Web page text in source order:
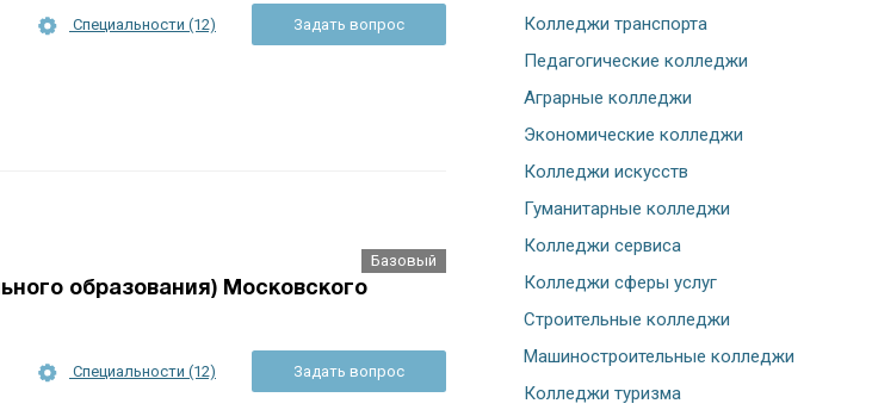
Специальности (12) Задать вопрос
Базовый
образования) Московского
Специальности (12) Задать вопрос
Колледжи транспорта
Педагогические колледжи
Аграрные колледжи
Экономические колледжи
Колледжи искусств
Гуманитарные колледжи
Колледжи сервиса
Колледжи сферы услуг
Строительные колледжи
Машиностроительные колледжи
Колледжи туризма